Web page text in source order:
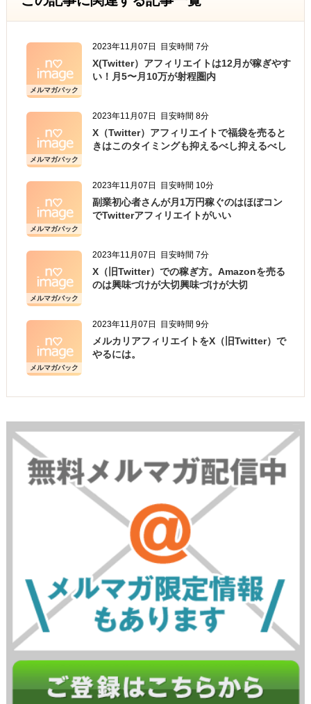
メルマガバック
ナンバー
2023年11月07日 目安時間 7分
X(Twitter）アフィリエイトは12月が稼ぎやす
い！月5〜月10万が射程圏内
メルマガバック
ナンバー
2023年11月07日 目安時間 8分
X（Twitter）アフィリエイトで福袋を売ると
きはこのタイミングも抑えるべし抑えるべし
メルマガバック
ナンバー
2023年11月07日 目安時間 10分
副業初心者さんが月1万円稼ぐのはほぼコン
でTwitterアフィリエイトがいい
メルマガバック
ナンバー
2023年11月07日 目安時間 7分
X（旧Twitter）での稼ぎ方。Amazonを売る
のは興味づけが大切興味づけが大切
メルマガバック
ナンバー
2023年11月07日 目安時間 9分
メルカリアフィリエイトをX（旧Twitter）で
やるには。